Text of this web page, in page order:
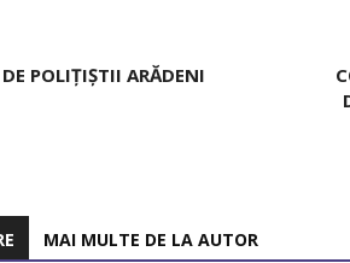
POLIȚIȘTII ARĂDENI
MAI MULTE DE LA AUTOR